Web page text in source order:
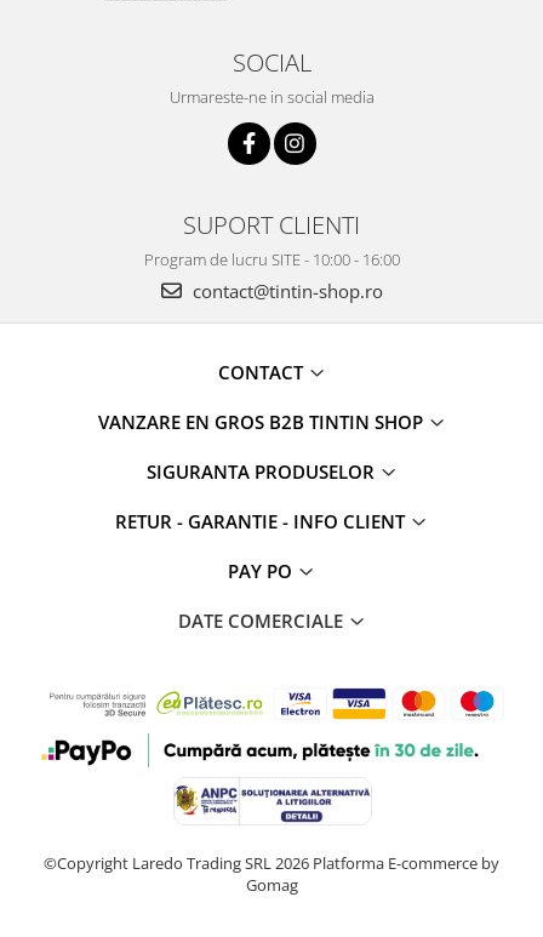
SOCIAL
Urmareste-ne in social media
SUPORT CLIENTI
Program de lucru SITE - 10:00 - 16:00
contact@tintin-shop.ro
CONTACT
VANZARE EN GROS B2B TINTIN SHOP
SIGURANTA PRODUSELOR
RETUR - GARANTIE - INFO CLIENT
PAY PO
DATE COMERCIALE
©Copyright Laredo Trading SRL 2026 Platforma E-commerce by
Gomag